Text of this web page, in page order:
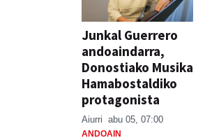
Junkal Guerrero
andoaindarra,
Donostiako Musika
Hamabostaldiko
protagonista
Aiurri abu 05, 07:00
ANDOAIN